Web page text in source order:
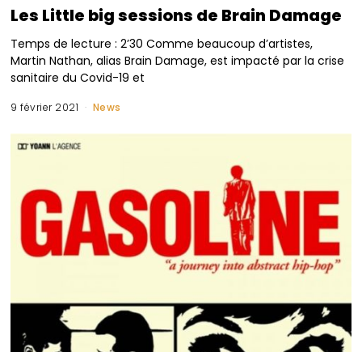
Les Little big sessions de Brain Damage
Temps de lecture : 2’30 Comme beaucoup d’artistes,
Martin Nathan, alias Brain Damage, est impacté par la crise
sanitaire du Covid-19 et
9 février 2021 News